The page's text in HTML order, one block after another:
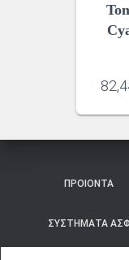
ΠΡΟΙΌΝΤΑ
ΣΥΣΤΉΜΑΤΑ